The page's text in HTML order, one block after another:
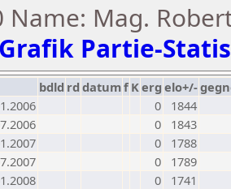
Name: Mag.
Grafik Partie-
bdld rd datumf Kerg elo+/-
0
1844
0
1843
0
1788
0
1789
0
1741